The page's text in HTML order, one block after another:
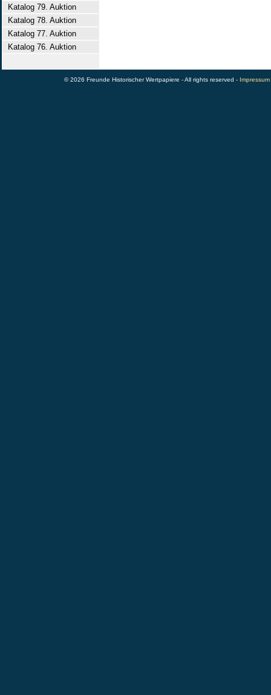
Katalog 79. Auktion
Katalog 78. Auktion
Katalog 77. Auktion
Katalog 76. Auktion
© 2026 Freunde Historischer Wertpapiere - All rights reserved - Impressum